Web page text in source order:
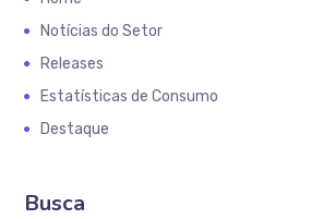
Notícias do Setor
Releases
Estatísticas de Consumo
Destaque
Busca